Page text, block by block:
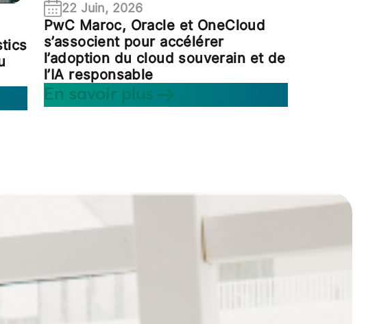
22 Juin, 2026
PwC Maroc, Oracle et OneCloud
s’associent pour accélérer
l’adoption du cloud souverain et de
l’IA responsable
En savoir plus